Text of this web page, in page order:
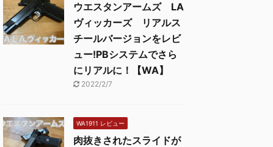
ウエスタンアームズ LA
ヴィッカーズ リアルス
チールバージョンをレビ
ュー!PBシステムでさら
にリアルに！【WA】
2022/2/7
WA1911 レビュー
肉抜きされたスライドが